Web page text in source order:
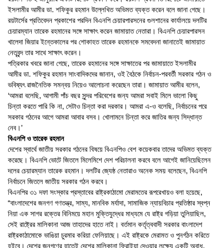
ইসলামীর আমীর ডা. শফিকুর রহমান উল্লেখিত অভিমত ব্যক্ত করেন বলে জানা গেছে।
রয়টার্সের প্রতিবেদন প্রকাশের পরদিন বিএনপি চেয়ারপারসনের গুলশানের কার্যালয়ে দলটির
চেয়ারম্যান তারেক রহমানের সঙ্গে সাক্ষাৎ করেন জামায়াত নেতারা। বিএনপি চেয়ারপারসন
খালেদা জিয়ার ইন্তেকালের পর শোকাহত তারেক রহমানকে সমবেদনা জানাতেই জামায়াত
নেতৃবৃন্দ তার সাথে সাক্ষাৎ করেন।
পত্রিকার খবরে জানা গেছে, তারেক রহমানের সঙ্গে সাক্ষাতের পর জামায়াতে ইসলামীর
আমীর ডা. শফিকুর রহমান সাংবাদিকদের জানান, ওই বৈঠকে নির্বাচন-পরবর্তী সরকার গঠন ও
ভবিষ্যৎ রাজনৈতিক সমন্বয় নিয়েও আলোচনা করেছেন তারা। জামায়াত আমীর বলেন,
‘আমরা বলেছি, আগামী পাঁচ বছর সুন্দর পরিবেশের জন্য আমরা সবাই মিলে ভালো কিছু
চিন্তা করতে পারি কি না, সেটাও চিন্তা করা দরকার। আমরা এ-ও বলেছি, নির্বাচনের পরে
সরকার গঠনের আগে আমরা আবার বসব। খোলামনে চিন্তা করে জাতির জন্য সিদ্ধান্ত
নেব।’
বিএনপি ও তারেক রহমান
দেশের স্বার্থে জাতীয় সরকার গঠনের বিষয়ে বিএনপিও বেশ কয়েকবার তাদের অভিমত ব্যক্ত
করেছে। বিএনপি ভোটে জিতলে মিলেমিশে দেশ পরিচালনা করবে বলে আগেই জানিয়েছিলেন
দলের চেয়ারম্যান তারেক রহমান। দলটির জ্যেষ্ঠ নেতারাও অনেক সময় বলেছেন, বিএনপি
নির্বাচনে জিতলে জাতীয় সরকার গঠন করবে।
বিএনপির ৩১ দফা সংস্কার প্রস্তাবের রাষ্ট্রকাঠামো মেরামতের রূপরেখায়ও বলা হয়েছে,
“বাংলাদেশের জনগণ গণতন্ত্র, সাম্য, মানবিক মর্যাদা, সামাজিক ন্যায়বিচার প্রতিষ্ঠার স্বপ্ন
নিয়া এক সাগর রক্তের বিনিময়ে মহান মুক্তিযুদ্ধের মাধ্যমে যে রাষ্ট্র গড়িয়া তুলিয়াছিল,
সেই রাষ্ট্রের মালিকানা আজ তাহাদের হাতে নাই। বর্তমান কর্তৃত্ববাদী সরকার বাংলাদেশ
রাষ্ট্রকাঠামোকে ভাঙিয়া চুরমার করিয়া ফেলিয়াছে। এই রাষ্ট্রকে মেরামত ও পুনর্গঠন করিতে
হইবে। দেশের জনগণের হাতেই দেশের মালিকানা ফিরাইয়া দেওয়ার লক্ষ্যে একটি অবাধ,